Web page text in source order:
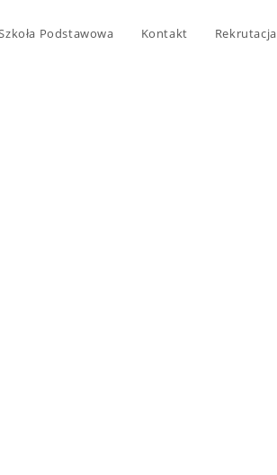
Podstawowa Kontakt Rekrutacja